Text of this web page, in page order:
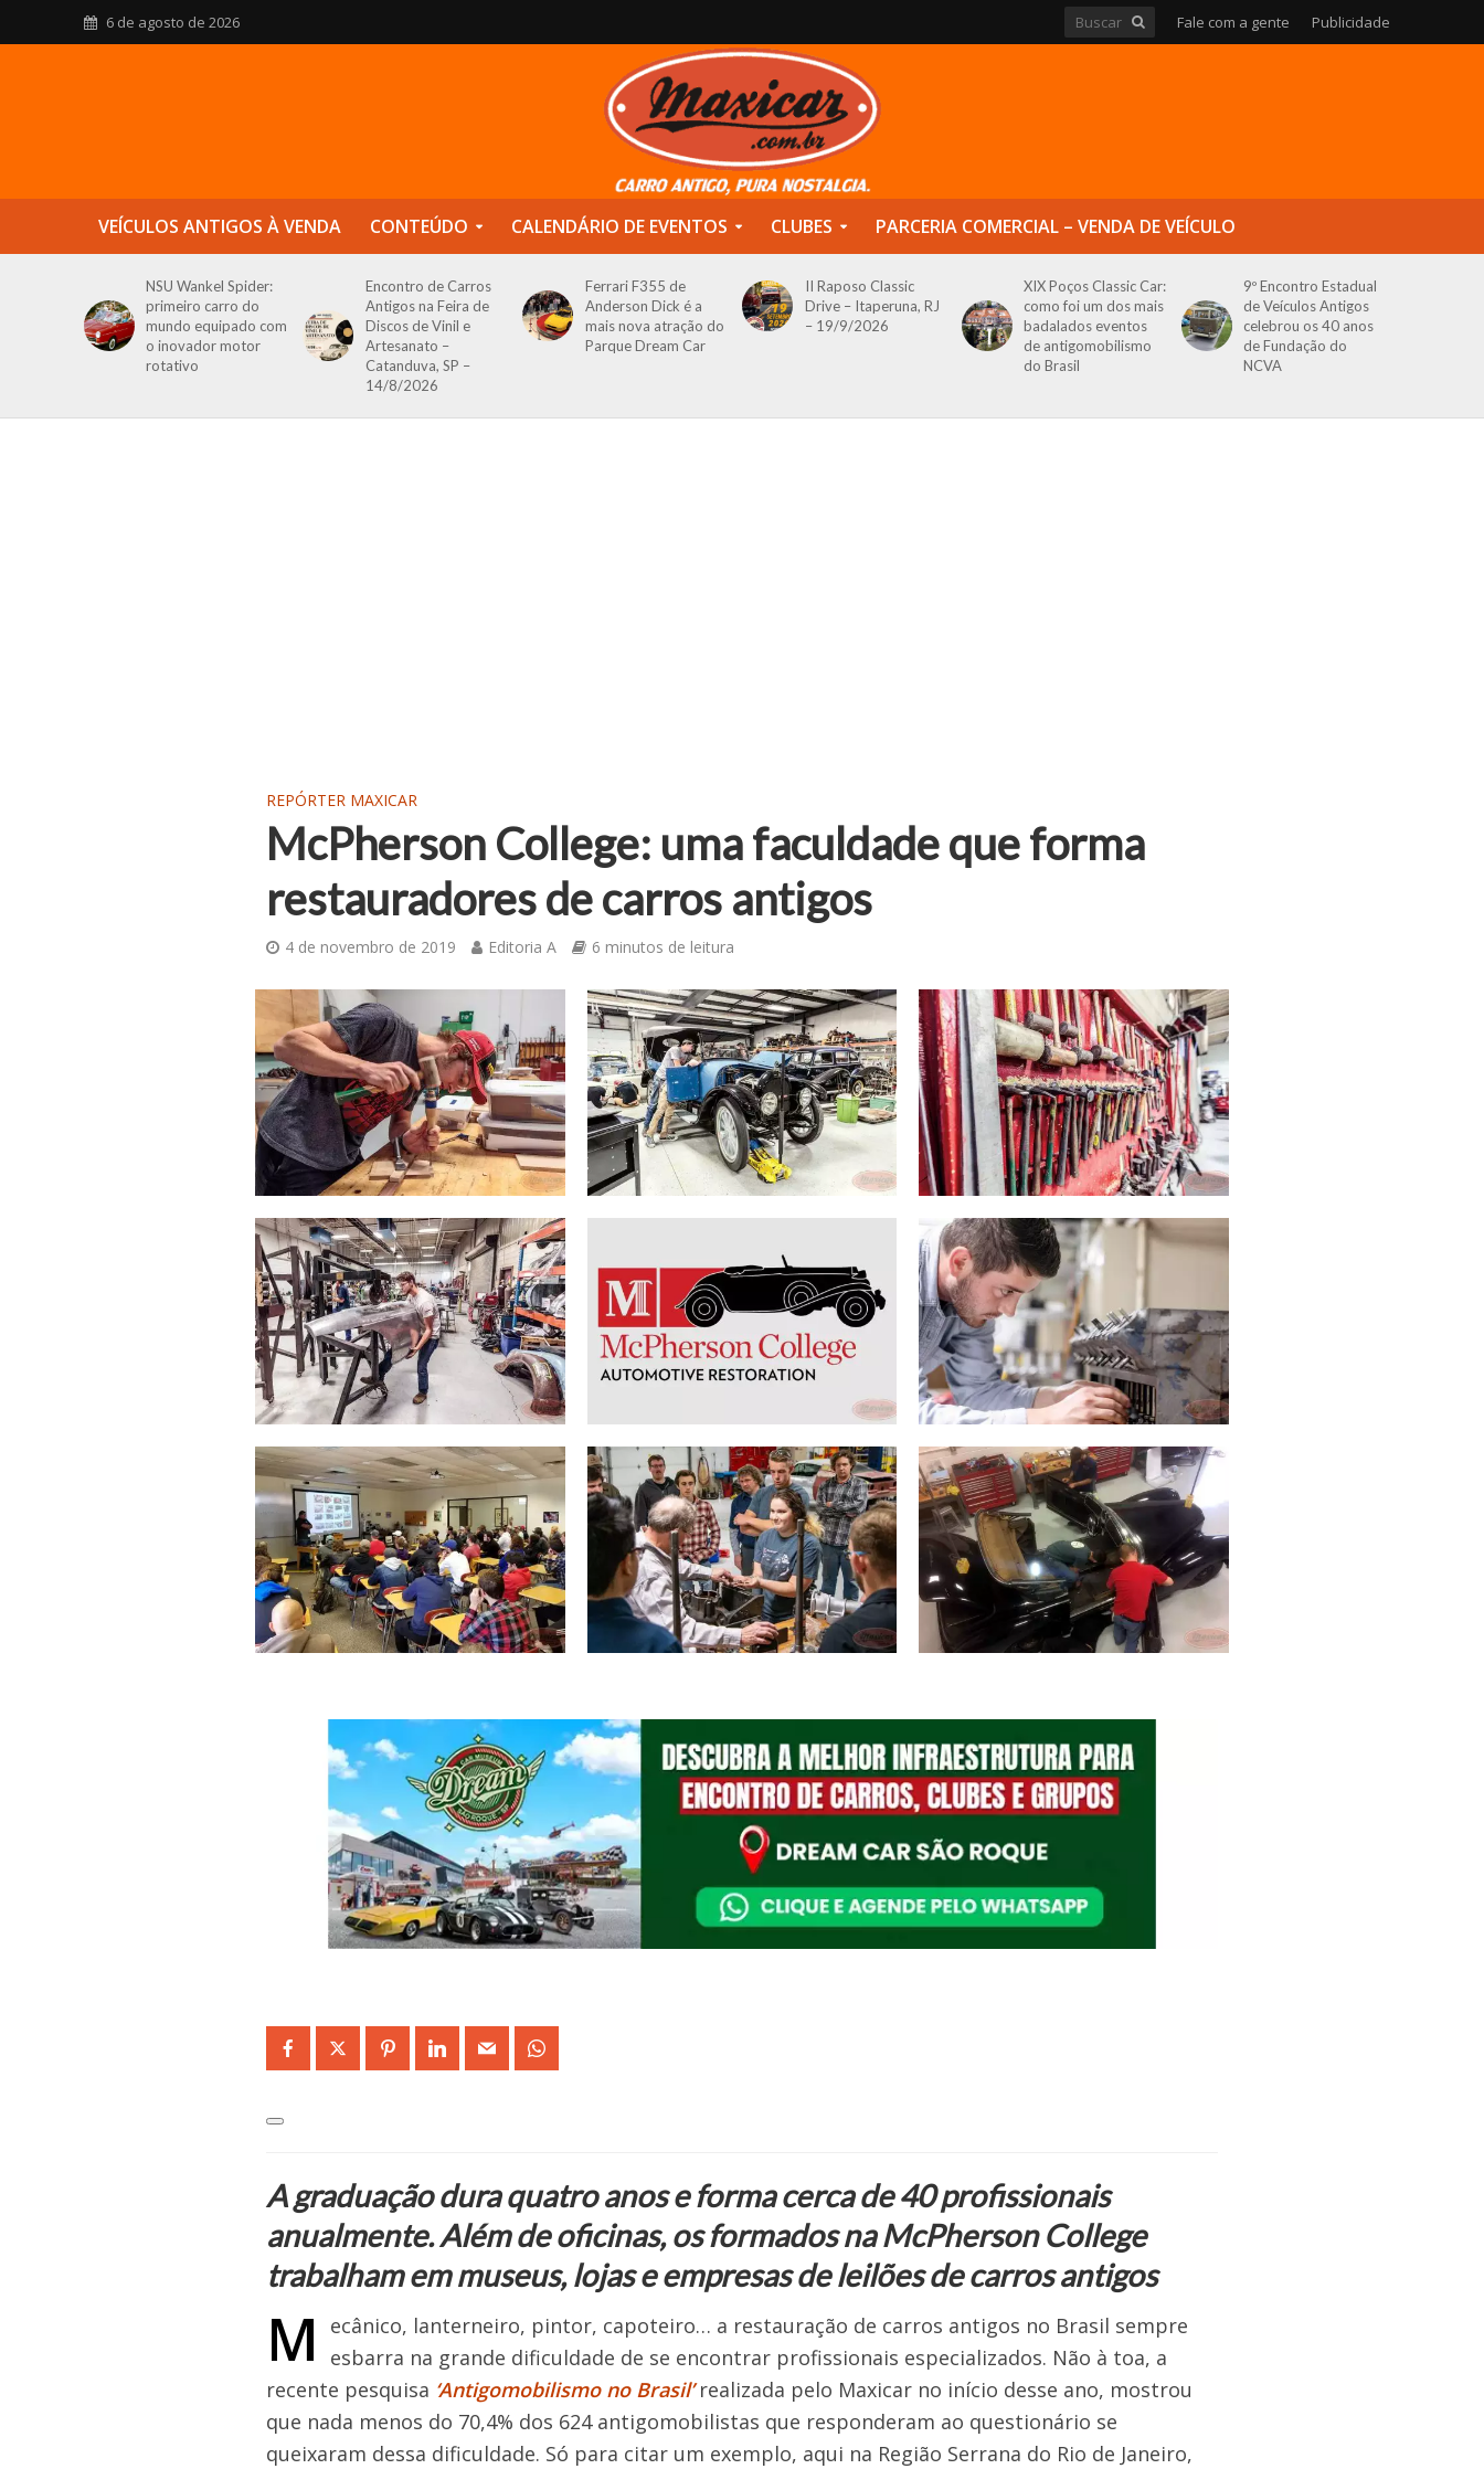
6 de agosto de 2026 Fale com a gente Publicidade
VEÍCULOS ANTIGOS À VENDA CONTEÚDO CALENDÁRIO DE EVENTOS CLUBES PARCERIA COMERCIAL – VENDA DE VEÍCULO
NSU Wankel Spider:
primeiro carro do
mundo equipado com
o inovador motor
rotativo
Encontro de Carros
Antigos na Feira de
Discos de Vinil e
Artesanato –
Catanduva, SP –
14/8/2026
Ferrari F355 de
Anderson Dick é a
mais nova atração do
Parque Dream Car
II Raposo Classic
Drive – Itaperuna, RJ
– 19/9/2026
XIX Poços Classic Car:
como foi um dos mais
badalados eventos
de antigomobilismo
do Brasil
9º Encontro Estadual
de Veículos Antigos
celebrou os 40 anos
de Fundação do
NCVA
REPÓRTER MAXICAR
McPherson College: uma faculdade que forma
restauradores de carros antigos
4 de novembro de 2019 Editoria A 6 minutos de leitura
A graduação dura quatro anos e forma cerca de 40 profissionais
anualmente. Além de oficinas, os formados na McPherson College
trabalham em museus, lojas e empresas de leilões de carros antigos
M
ecânico, lanterneiro, pintor, capoteiro… a restauração de carros antigos no Brasil sempre
esbarra na grande dificuldade de se encontrar profissionais especializados. Não à toa, a
recente pesquisa ‘Antigomobilismo no Brasil’realizada pelo Maxicar no início desse ano, mostrou
que nada menos do 70,4% dos 624 antigomobilistas que responderam ao questionário se
queixaram dessa dificuldade. Só para citar um exemplo, aqui na Região Serrana do Rio de Janeiro,